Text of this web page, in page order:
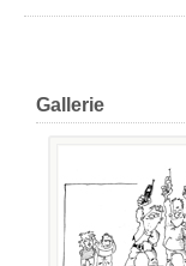
Gallerie